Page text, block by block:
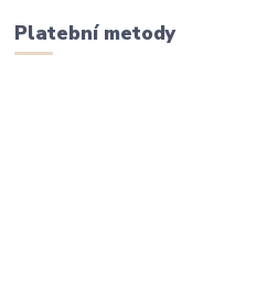
Platební metody